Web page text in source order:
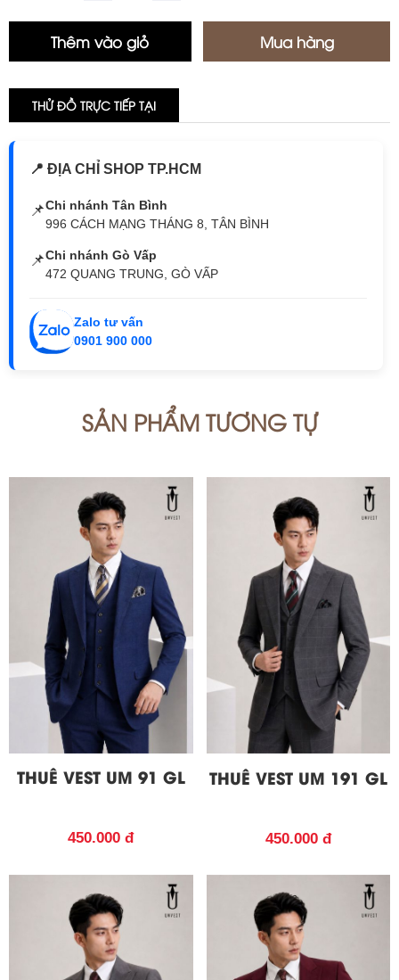
THỬ ĐỒ TRỰC TIẾP TẠI
📍 ĐỊA CHỈ SHOP TP.HCM
📌Chi nhánh Tân Bình
996 CÁCH MẠNG THÁNG 8, TÂN BÌNH
📌Chi nhánh Gò Vấp
472 QUANG TRUNG, GÒ VẤP
Zalo tư vấn
0901 900 000
SẢN PHẨM TƯƠNG TỰ
THUÊ VEST UM 91 GL
450.000 đ
THUÊ VEST UM 191 GL
450.000 đ